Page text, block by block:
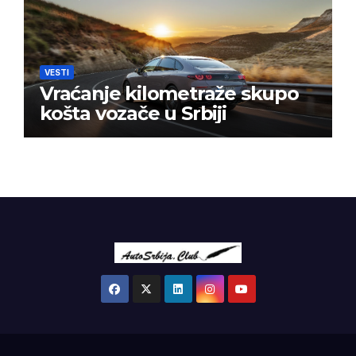
VESTI
Vraćanje kilometraže skupo
košta vozače u Srbiji